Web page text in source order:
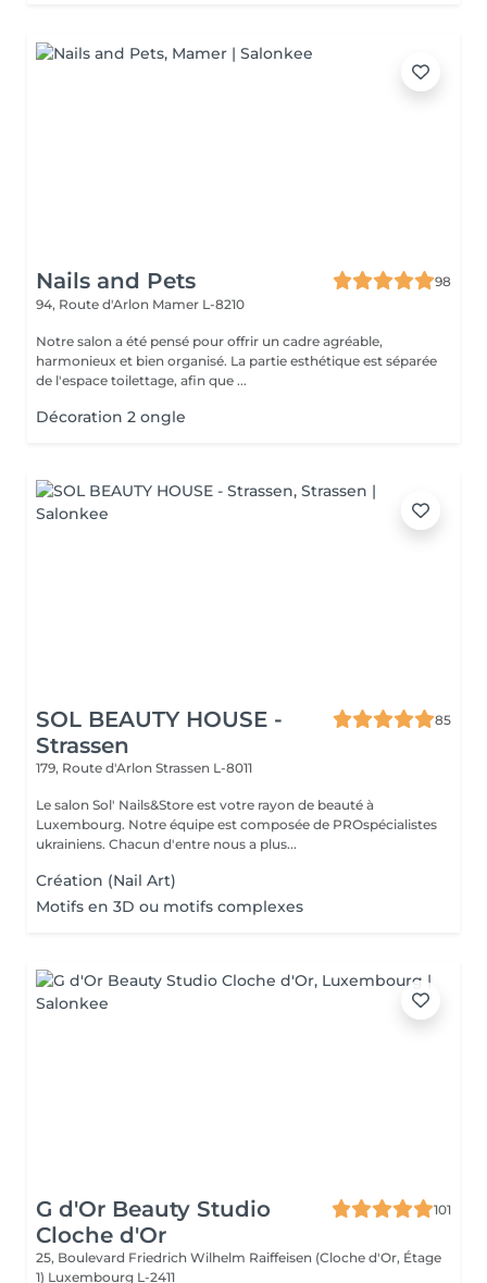
Nails and Pets
98
94, Route d'Arlon Mamer L-8210
Notre salon a été pensé pour offrir un cadre agréable,
harmonieux et bien organisé. La partie esthétique est séparée
de l'espace toilettage, afin que ...
Décoration 2 ongle
SOL BEAUTY HOUSE -
Strassen
85
179, Route d'Arlon Strassen L-8011
Le salon Sol' Nails&Store est votre rayon de beauté à
Luxembourg. Notre équipe est composée de PROspécialistes
ukrainiens. Chacun d'entre nous a plus...
Création (Nail Art)
Motifs en 3D ou motifs complexes
G d'Or Beauty Studio
Cloche d'Or
101
25, Boulevard Friedrich Wilhelm Raiffeisen (Cloche d'Or, Étage
1) Luxembourg L-2411